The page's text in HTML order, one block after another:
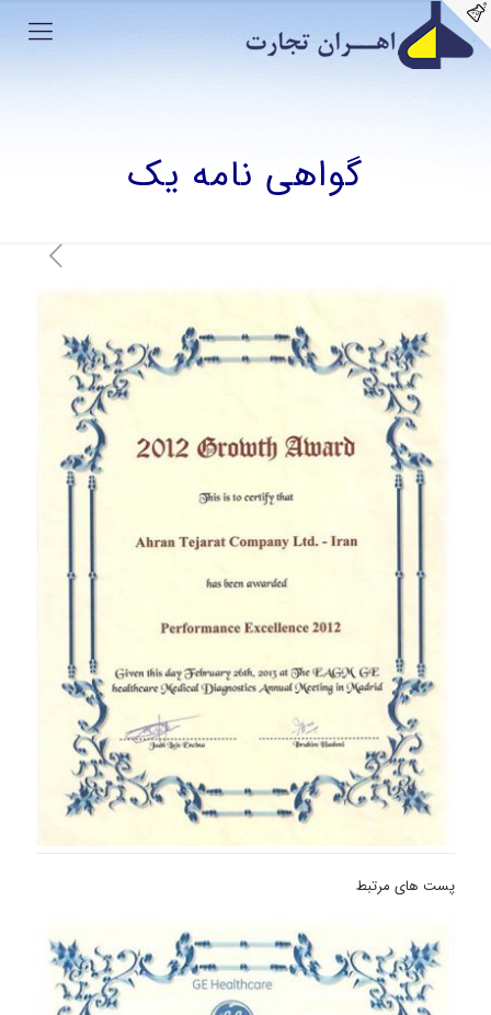
گواهی نامه یک
پست های مرتبط